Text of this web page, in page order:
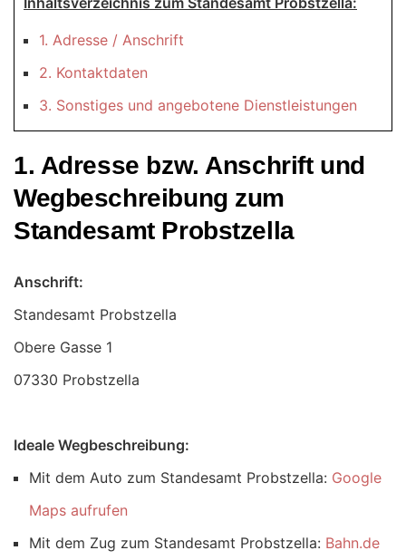
1. Adresse / Anschrift
2. Kontaktdaten
3. Sonstiges und angebotene Dienstleistungen
1. Adresse bzw. Anschrift und
Wegbeschreibung zum
Standesamt Probstzella
Anschrift:
Standesamt Probstzella
07330 Probstzella
Ideale Wegbeschreibung:
Mit dem Auto zum Standesamt Probstzella: Google
Maps aufrufen
Mit dem Zug zum Standesamt Probstzella: Bahn.de